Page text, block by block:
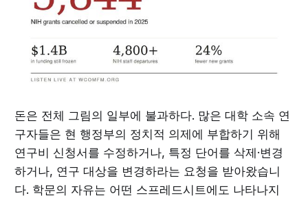
돈은 전체 그림의 일부에 불과하다. 많은 대학 소속 연
구자들은 현 행정부의 정치적 의제에 부합하기 위해
연구비 신청서를 수정하거나, 특정 단어를 삭제·변경
하거나, 연구 대상을 변경하라는 요청을 받아왔습니
다. 학문의 자유는 어떤 스프레드시트에도 나타나지